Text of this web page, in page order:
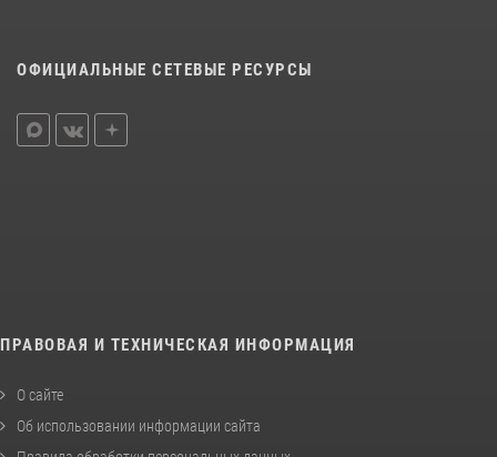
ОФИЦИАЛЬНЫЕ СЕТЕВЫЕ РЕСУРСЫ
ПРАВОВАЯ И ТЕХНИЧЕСКАЯ ИНФОРМАЦИЯ
О сайте
Об использовании информации сайта